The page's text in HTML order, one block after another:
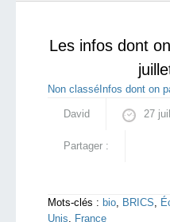
Les infos dont
Non classé Infos dont on
David 27
Partager :
Mots-clés : bio, BRICS,
Unis, France